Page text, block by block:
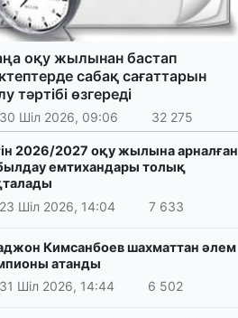
оқу жылынан бастап
сабақ сағаттарын
тәртібі өзгереді
30 Шіл 2026, 09:06 32 275
2026/2027 оқу жылына арналған
емтихандары толық
23 Шіл 2026, 14:04
7 633
Кимсанбоев шахматтан әлем
атанды
31 Шіл 2026, 14:44
6 502